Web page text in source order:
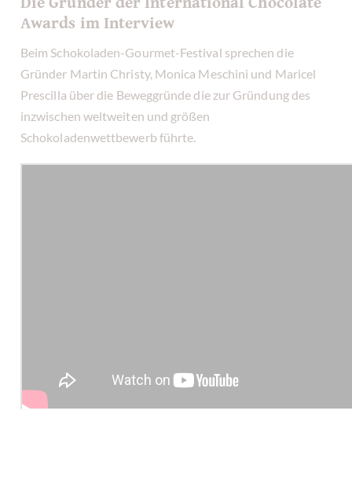
Awards im Interview
Beim Schokoladen-Gourmet-Festival sprechen die
Gründer Martin Christy, Monica Meschini und Maricel
Prescilla über die Beweggründe die zur Gründung des
inzwischen weltweiten und größen
Schokoladenwettbewerb führte.